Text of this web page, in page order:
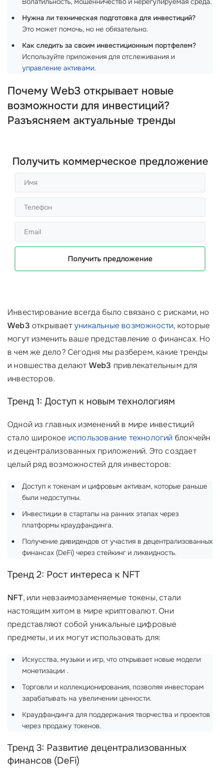
Нужна ли техническая подготовка для инвестиций?
Это может помочь, но не обязательно.
Как следить за своим инвестиционным портфелем?
Используйте приложения для отслеживания и
управление активами.
Почему Web3 открывает новые
возможности для инвестиций?
Разъясняем актуальные тренды
Получить коммерческое предложение
Получить предложение
Инвестирование всегда было связано с рисками, но
Web3 открываетуникальные возможности, которые
могут изменить ваше представление о финансах. Но
в чем же дело? Сегодня мы разберем, какие тренды
и новшества делаютWeb3 привлекательным для
инвесторов.
Тренд 1: Доступ к новым технологиям
Одной из главных изменений в мире инвестиций
стало широкое использование технологий блокчейн
и децентрализованных приложений. Это создает
целый ряд возможностей для инвесторов:
Доступ к токенам и цифровым активам, которые раньше
были недоступны.
Инвестиции в стартапы на ранних этапах через
платформы краудфандинга.
Получение дивидендов от участия в децентрализованных
финансах (DeFi) через стейкинг и ликвидность.
Тренд 2: Рост интереса к NFT
NFT, или невзаимозаменяемые токены, стали
настоящим хитом в мире криптовалют. Они
представляют собой уникальные цифровые
предметы, и их могут использовать для:
Искусства, музыки и игр, что открывает новые модели
монетизации .
Торговли и коллекционирования, позволяя инвесторам
зарабатывать на увеличении ценности.
Краудфандинга для поддержания творчества и проектов
через продажу токенов.
Тренд 3: Развитие децентрализованных
финансов (DeFi)